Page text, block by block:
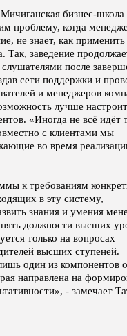
бизнес-школа
проблему, когда
не знает, как
Так, заведение
после
сети поддержки и
и менеджеров
лучше
«Иногда не всё идёт
с клиентами мы
во время
к требованиям
в эту систему,
знания и умения
должности высших
только на вопросах
высших ступеней.
один из компонентов
направлена на
- замечает